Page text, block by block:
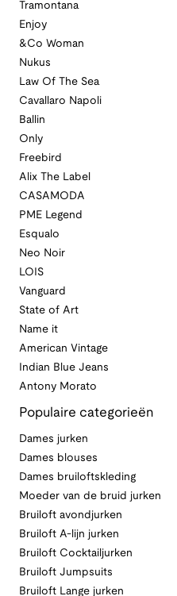
Tramontana
Enjoy
&Co Woman
Nukus
Law Of The Sea
Cavallaro Napoli
Ballin
Only
Freebird
Alix The Label
CASAMODA
PME Legend
Esqualo
Neo Noir
LOIS
Vanguard
State of Art
Name it
American Vintage
Indian Blue Jeans
Antony Morato
Populaire categorieën
Dames jurken
Dames blouses
Dames bruiloftskleding
Moeder van de bruid jurken
Bruiloft avondjurken
Bruiloft A-lijn jurken
Bruiloft Cocktailjurken
Bruiloft Jumpsuits
Bruiloft Lange jurken